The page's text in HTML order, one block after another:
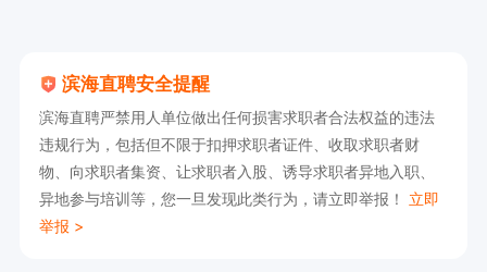
滨海直聘安全提醒
滨海直聘严禁用人单位做出任何损害求职者合法权益的违法
违规行为，包括但不限于扣押求职者证件、收取求职者财
物、向求职者集资、让求职者入股、诱导求职者异地入职、
异地参与培训等，您一旦发现此类行为，请立即举报！ 立即
举报 >